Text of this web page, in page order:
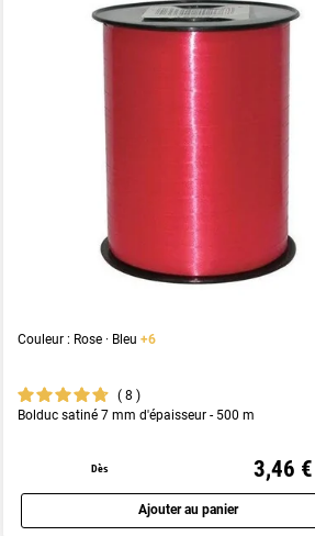
Couleur : Rose · Bleu +6
8
Bolduc satiné 7 mm d'épaisseur - 500 m
Dès 3,46 €
Ajouter au panier
Aperçu rapide